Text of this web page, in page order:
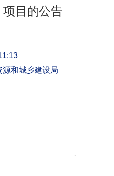
项目的公告
源和城乡建设局